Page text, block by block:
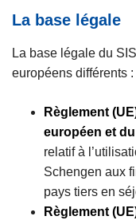
La base légale
La base légale du
européens différents :
Règlement
européen et
relatif à
Schengen aux
pays tiers en
Règlement